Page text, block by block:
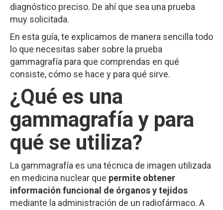
diagnóstico preciso. De ahí que sea una prueba
muy solicitada.
En esta guía, te explicamos de manera sencilla todo
lo que necesitas saber sobre la prueba
gammagrafía para que comprendas en qué
consiste, cómo se hace y para qué sirve.
¿Qué es una
gammagrafía y para
qué se utiliza?
La gammagrafía es una técnica de imagen utilizada
en medicina nuclear que permite obtener
información funcional de órganos y tejidos
mediante la administración de un radiofármaco. A